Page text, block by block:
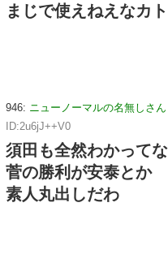
まじで使えねえなカ
946: ニューノーマルの名無しさん
ID:2u6jJ++V0
須田も全然わかって
菅の勝利が安泰とか
素人丸出しだわ